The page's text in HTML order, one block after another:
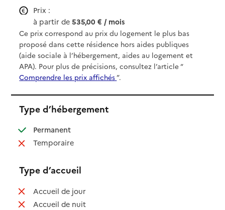
Prix :
à partir de535,00 € / mois
Ce prix correspond au prix du logement le plus bas
proposé dans cette résidence hors aides publiques
(aide sociale à l’hébergement, aides au logement et
APA). Pour plus de précisions, consultez l’article “
Comprendre les prix affichés”.
Type d’hébergement
Permanent: disponible
Temporaire: non disponible
Type d’accueil
Accueil de jour: non disponible
Accueil de nuit: non disponible